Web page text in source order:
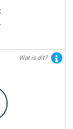
Wat is dit?